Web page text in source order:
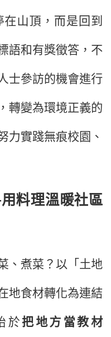
在山頂，而是回到
語和有獎徵答，不
士參訪的機會進行
轉變為環境正義的
力實踐無痕校園、
料理溫暖社區
煮菜？以「土地
地食材轉化為連結
於把地方當教材